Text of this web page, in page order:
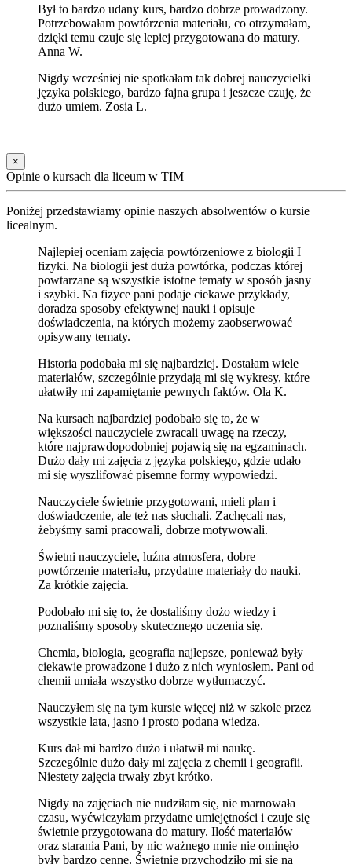
Był to bardzo udany kurs, bardzo dobrze prowadzony.
Potrzebowałam powtórzenia materiału, co otrzymałam,
dzięki temu czuje się lepiej przygotowana do matury.
Anna W.
Nigdy wcześniej nie spotkałam tak dobrej nauczycielki
języka polskiego, bardzo fajna grupa i jeszcze czuję, że
dużo umiem. Zosia L.
×
Opinie o kursach dla liceum w TIM
Poniżej przedstawiamy opinie naszych absolwentów o kursie
licealnym.
Najlepiej oceniam zajęcia powtórzeniowe z biologii I
fizyki. Na biologii jest duża powtórka, podczas której
powtarzane są wszystkie istotne tematy w sposób jasny
i szybki. Na fizyce pani podaje ciekawe przykłady,
doradza sposoby efektywnej nauki i opisuje
doświadczenia, na których możemy zaobserwować
opisywany tematy.
Historia podobała mi się najbardziej. Dostałam wiele
materiałów, szczególnie przydają mi się wykresy, które
ułatwiły mi zapamiętanie pewnych faktów. Ola K.
Na kursach najbardziej podobało się to, że w
większości nauczyciele zwracali uwagę na rzeczy,
które najprawdopodobniej pojawią się na egzaminach.
Dużo dały mi zajęcia z języka polskiego, gdzie udało
mi się wyszlifować pisemne formy wypowiedzi.
Nauczyciele świetnie przygotowani, mieli plan i
doświadczenie, ale też nas słuchali. Zachęcali nas,
żebyśmy sami pracowali, dobrze motywowali.
Świetni nauczyciele, luźna atmosfera, dobre
powtórzenie materiału, przydatne materiały do nauki.
Za krótkie zajęcia.
Podobało mi się to, że dostaliśmy dożo wiedzy i
poznaliśmy sposoby skutecznego uczenia się.
Chemia, biologia, geografia najlepsze, ponieważ były
ciekawie prowadzone i dużo z nich wyniosłem. Pani od
chemii umiała wszystko dobrze wytłumaczyć.
Nauczyłem się na tym kursie więcej niż w szkole przez
wszystkie lata, jasno i prosto podana wiedza.
Kurs dał mi bardzo dużo i ułatwił mi naukę.
Szczególnie dużo dały mi zajęcia z chemii i geografii.
Niestety zajęcia trwały zbyt krótko.
Nigdy na zajęciach nie nudziłam się, nie marnowała
czasu, wyćwiczyłam przydatne umiejętności i czuje się
świetnie przygotowana do matury. Ilość materiałów
oraz starania Pani, by nic ważnego mnie nie ominęło
były bardzo cenne. Świetnie przychodziło mi się na